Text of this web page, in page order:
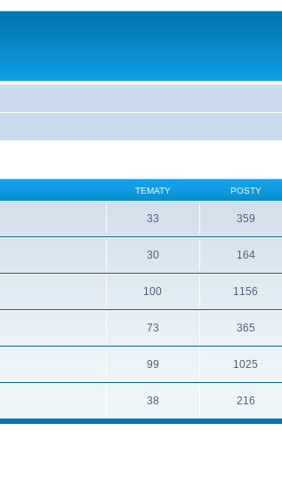
TEMATY POSTY
33 359
30 164
100 1156
73 365
99 1025
38 216